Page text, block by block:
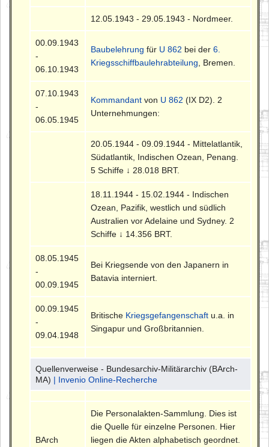
12.05.1943 - 29.05.1943 - Nordmeer.
00.09.1943
-
06.10.1943
Baubelehrung für U 862 bei der6.
Kriegsschiffbaulehrabteilung , Bremen.
07.10.1943
-
06.05.1945
Kommandant von U 862 (IX D2). 2
Unternehmungen:
20.05.1944 - 09.09.1944 - Mittelatlantik,
Südatlantik, Indischen Ozean, Penang.
5 Schiffe ↓ 28.018 BRT.
18.11.1944 - 15.02.1944 - Indischen
Ozean, Pazifik, westlich und südlich
Australien vor Adelaine und Sydney. 2
Schiffe ↓ 14.356 BRT.
08.05.1945
-
00.09.1945
Bei Kriegsende von den Japanern in
Batavia interniert.
00.09.1945
-
09.04.1948
Britische Kriegsgefangenschaft u.a. in
Singapur und Großbritannien.
Quellenverweise - Bundesarchiv-Militärarchiv (BArch-
MA) | Invenio Online-Recherche
BArch
Die Personalakten-Sammlung. Dies ist
die Quelle für einzelne Personen. Hier
liegen die Akten alphabetisch geordnet.